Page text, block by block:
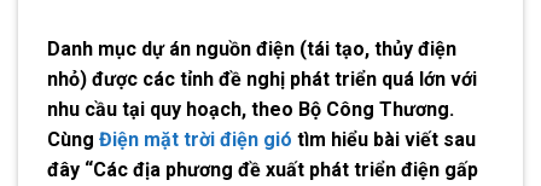
Danh mục dự án nguồn điện (tái tạo, thủy điện
nhỏ) được các tỉnh đề nghị phát triển quá lớn với
nhu cầu tại quy hoạch, theo Bộ Công Thương.
Cùng Điện mặt trời điện gió tìm hiểu bài viết sau
đây “Các địa phương đề xuất phát triển điện gấp